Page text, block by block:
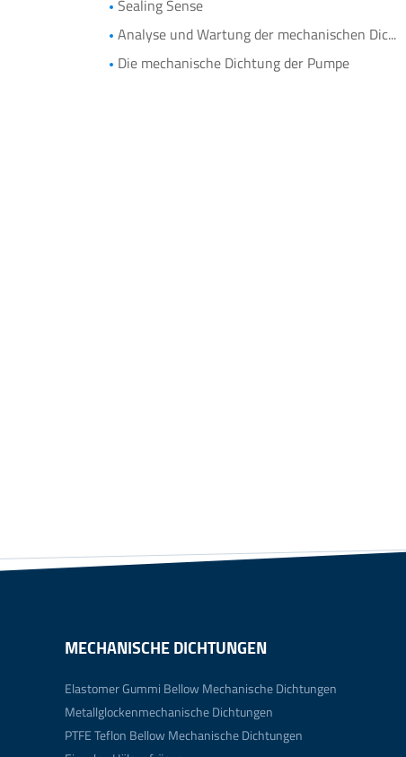
Sealing Sense
Analyse und Wartung der mechanischen Dichtung
Die mechanische Dichtung der Pumpe
MECHANISCHE DICHTUNGEN
Elastomer Gummi Bellow Mechanische Dichtungen
Metallglockenmechanische Dichtungen
PTFE Teflon Bellow Mechanische Dichtungen